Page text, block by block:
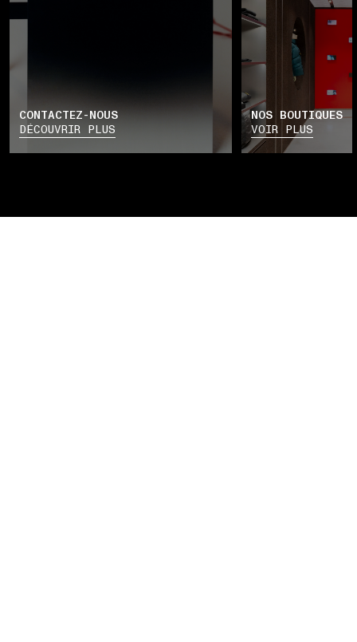
CONTACTEZ-NOUS
DÉCOUVRIR PLUS
NOS BOUTIQUES
VOIR PLUS